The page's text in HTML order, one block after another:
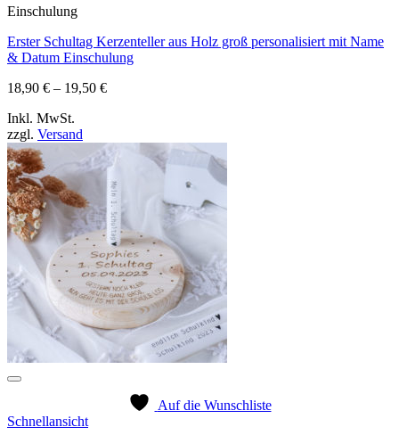
Einschulung
Erster Schultag Kerzenteller aus Holz groß personalisiert mit Name
& Datum Einschulung
18,90 € – 19,50 €Preisspanne:
Inkl. MwSt.
zzgl. Versand
Auf die Wunschliste
Schnellansicht